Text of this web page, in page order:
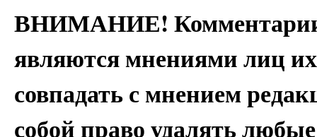
ВНИМАНИЕ! Комментарии
являются мнениями лиц
совпадать с мнением
собой право удалять